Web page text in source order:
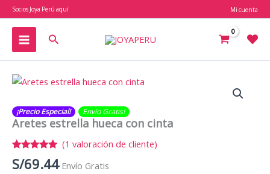
al
contenido
Socios Joya Perú aquí Mi cuenta
Buscar
¡Precio Especial! Envío Gratis​​​!
Aretes estrella hueca con cinta
Valorado
con5.00
1
(1 valoración de cliente)
S/69.44 Envío Gratis